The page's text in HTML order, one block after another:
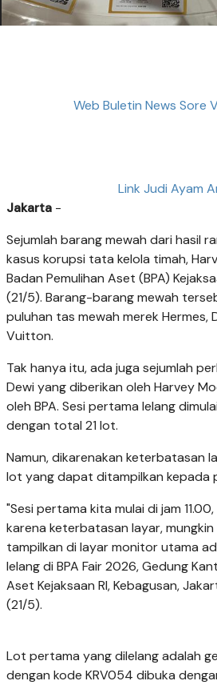
Web Buletin News Sore
Link Judi Ayam
Jakarta -
Sejumlah barang mewah dari hasil
kasus korupsi tata kelola timah,
Badan Pemulihan Aset (BPA)
(21/5). Barang-barang mewah
puluhan tas mewah merek Hermes,
Vuitton.
Tak hanya itu, ada juga sejumlah
Dewi yang diberikan oleh Harvey
oleh BPA. Sesi pertama lelang
dengan total 21 lot.
Namun, dikarenakan keterbatasan
lot yang dapat ditampilkan kepada
"Sesi pertama kita mulai di jam
karena keterbatasan layar,
tampilkan di layar monitor utama
lelang di BPA Fair 2026, Gedung
Aset Kejaksaan RI, Kebagusan,
(21/5).
Lot pertama yang dilelang adalah
dengan kode KRV054 dibuka